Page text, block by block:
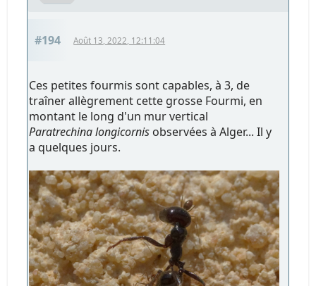
#194 Août 13, 2022, 12:11:04
Ces petites fourmis sont capables, à 3, de
traîner allègrement cette grosse Fourmi, en
montant le long d'un mur vertical
Paratrechina longicornis observées à Alger... Il y
a quelques jours.